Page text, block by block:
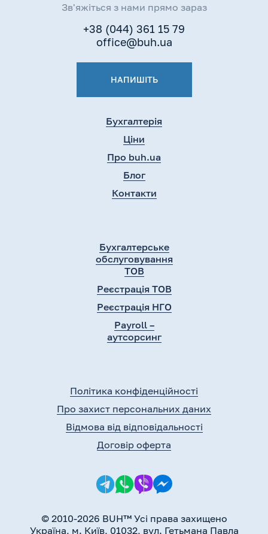
© 2010-2026 BUH™ Усі права захищено
Україна, м. Київ, 01032, вул. Гетьмана Павла
Бухгалтерія
Ціни
Про buh.ua
Блог
Контакти
Бухгалтерське
обслуговування
ТОВ
Реєстрація ТОВ
Реєстрація НГО
Payroll –
аутсорсинг
Політика конфіденційності
Про захист персональних даних
Відмова від відповідальності
Договір оферта
Зв'яжіться з нами прямо зараз
+38 (044) 361 15 79
office@buh.ua
НАПИШІТЬ